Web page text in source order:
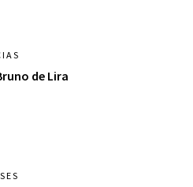
de Lira